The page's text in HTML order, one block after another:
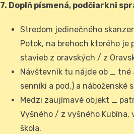
7. Doplň písmená, podčiarkni
Stredom jedinečného
Potok, na brehoch ktorého
stavieb z oravských / z
Návštevník tu nájde ob _ tné
senníki a pod.) a
Medzi zaujímavé objekt _
Vyšného / z vyšného
škola.